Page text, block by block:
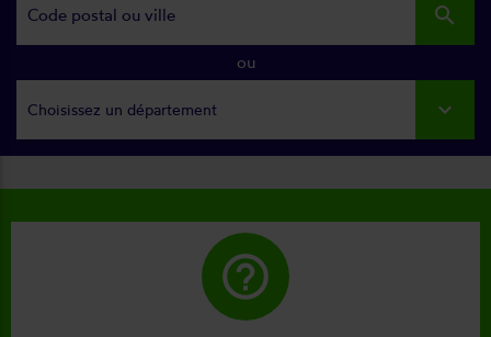
search
ou
Choisissez un département
help_outline